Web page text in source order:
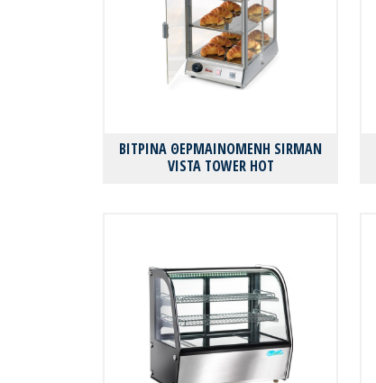
ΒΙΤΡΙΝΑ ΘΕΡΜΑΙΝΟΜΕΝΗ SIRMAN
VISTA TOWER HOT